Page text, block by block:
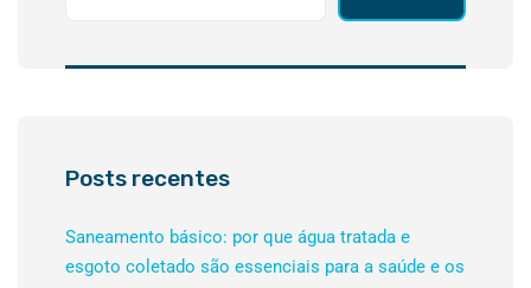
Posts recentes
Saneamento básico: por que água tratada e
esgoto coletado são essenciais para a saúde e os